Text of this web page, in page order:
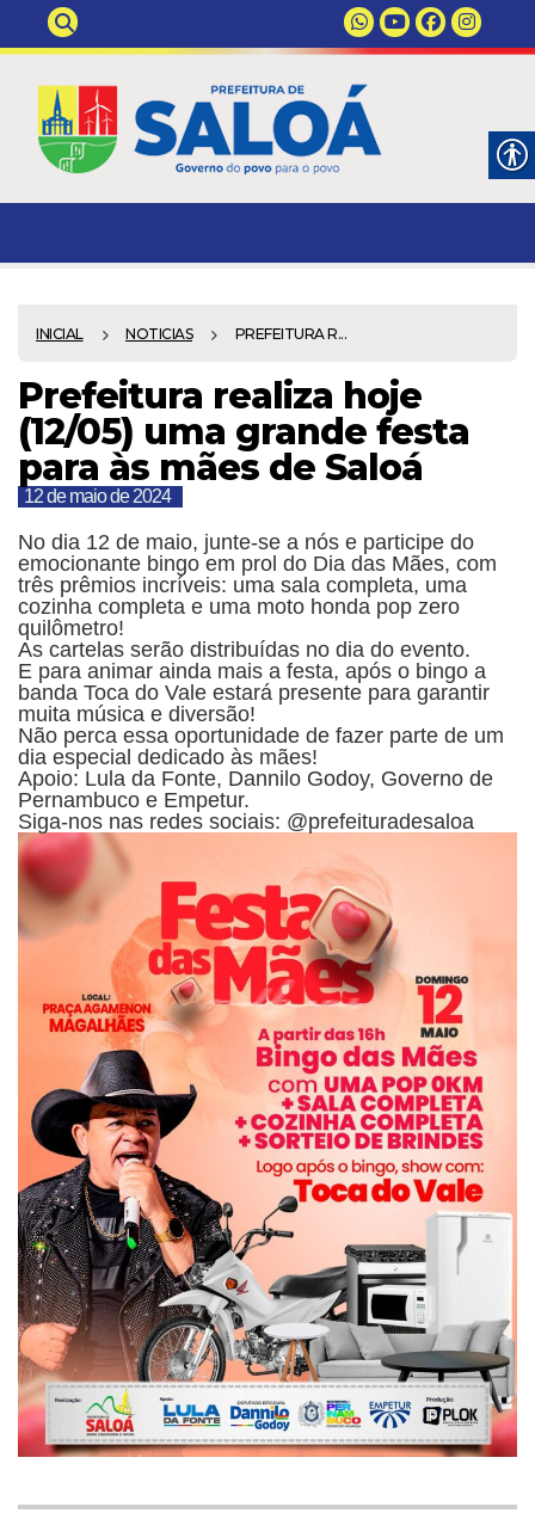
INICIAL NOTICIAS PREFEITURA R...
Prefeitura realiza hoje
(12/05) uma grande festa
para às mães de Saloá
12 de maio de 2024
No dia 12 de maio, junte-se a nós e participe do
emocionante bingo em prol do Dia das Mães, com
três prêmios incríveis: uma sala completa, uma
cozinha completa e uma moto honda pop zero
quilômetro!
As cartelas serão distribuídas no dia do evento.
E para animar ainda mais a festa, após o bingo a
banda Toca do Vale estará presente para garantir
muita música e diversão!
Não perca essa oportunidade de fazer parte de um
dia especial dedicado às mães!
Apoio: Lula da Fonte, Dannilo Godoy, Governo de
Pernambuco e Empetur.
Siga-nos nas redes sociais: @prefeituradesaloa